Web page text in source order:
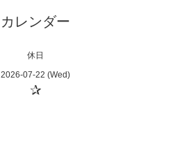
カレンダー
休日
2026-07-22 (Wed)
✰